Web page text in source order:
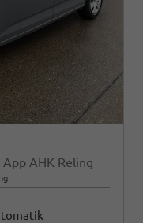
App AHK Reling